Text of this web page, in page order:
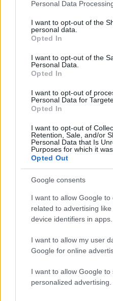
not limited to your visit or
grant or deny consent to
use your data for below
consent section.
Personal Data
I want to opt-out of the
personal data.
Opted In
I want to opt-out of the
Personal Data.
Opted In
I want to opt-out of
Personal Data for
Opted In
I want to opt-out of
Retention, Sale, and/or
Personal Data that Is
Purposes for which it
Opted Out
Google consents
I want to allow Google to
related to advertising
device identifiers in apps.
I want to allow my user
Google for online
I want to allow Google to
personalized advertising.
Η στιγμή που δύο
στην Πάτρα - Τους
Συνελήφθη μετά από
που έκλεψε κινητά